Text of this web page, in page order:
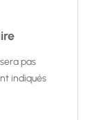
pas
indiqués